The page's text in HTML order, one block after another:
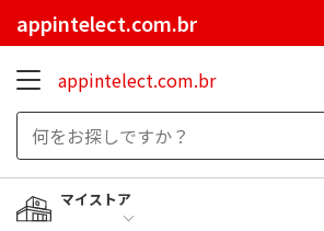
appintelect.com.br
appintelect.com.br
マイストア